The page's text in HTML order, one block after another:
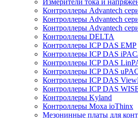
Измерители тока и
Контроллеры Advantech
Контроллеры Advantech
Контроллеры Advantech
Контроллеры DELTA
Контроллеры ICP DAS EMP
Контроллеры ICP DAS
Контроллеры ICP DAS
Контроллеры ICP DAS
Контроллеры ICP DAS
Контроллеры ICP DAS
Контроллеры Kyland
Контроллеры Moxa ioThinx
Мезонинные платы для